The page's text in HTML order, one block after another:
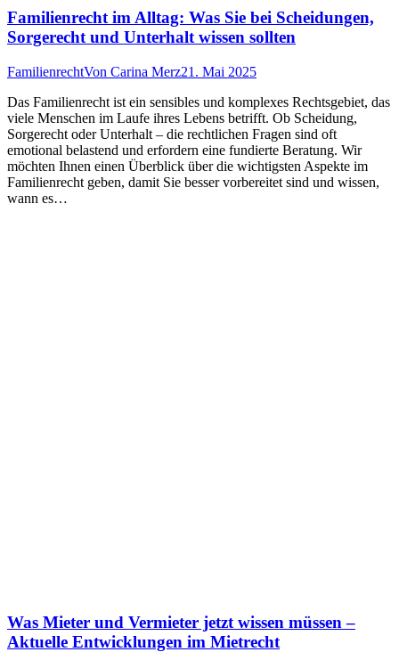
Familienrecht im Alltag: Was Sie bei Scheidungen,
Sorgerecht und Unterhalt wissen sollten
FamilienrechtVon Carina Merz21. Mai 2025
Das Familienrecht ist ein sensibles und komplexes Rechtsgebiet, das
viele Menschen im Laufe ihres Lebens betrifft. Ob Scheidung,
Sorgerecht oder Unterhalt – die rechtlichen Fragen sind oft
emotional belastend und erfordern eine fundierte Beratung. Wir
möchten Ihnen einen Überblick über die wichtigsten Aspekte im
Familienrecht geben, damit Sie besser vorbereitet sind und wissen,
wann es…
Was Mieter und Vermieter jetzt wissen müssen –
Aktuelle Entwicklungen im Mietrecht